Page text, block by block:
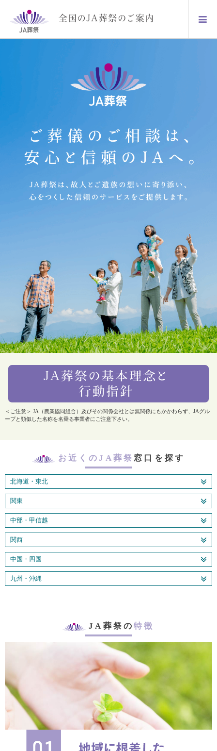
＜ご注意＞ JA（農業協同組合）及びその関係会社とは無関係にもかかわらず、JAグル
ープと類似した名称を名乗る事業者にご注意下さい。
お近くのJA葬祭 窓口を探す
北海道・東北
関東
中部・甲信越
関西
中国・四国
九州・沖縄
JA葬祭の特徴